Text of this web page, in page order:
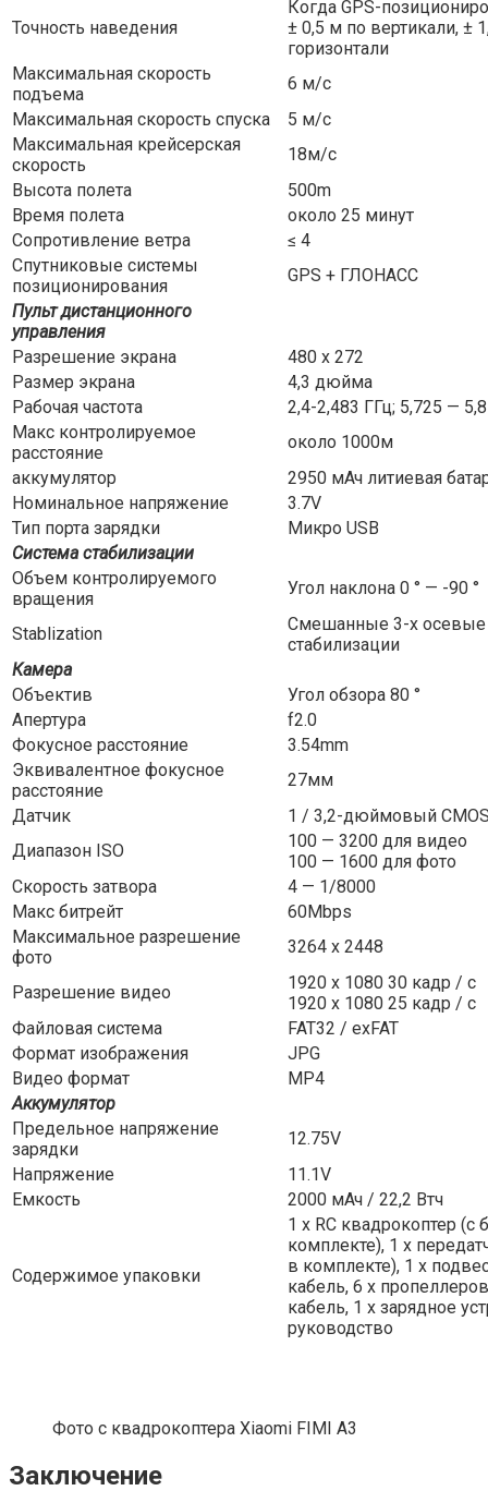
Точность наведения
Когда GPS-
± 0,5 м по вертикали, ±
горизонтали
Максимальная скорость
подъема
6 м/с
Максимальная скорость спуска
5 м/с
Максимальная крейсерская
скорость
18м/с
Высота полета
500m
Время полета
около 25 минут
Сопротивление ветра
≤ 4
Спутниковые системы
позиционирования
GPS + ГЛОНАСС
Пульт дистанционного
управления
Разрешение экрана
480 х 272
Размер экрана
4,3 дюйма
Рабочая частота
2,4-2,483 ГГц; 5,725 —
Макс контролируемое
расстояние
около 1000м
аккумулятор
2950 мАч литиевая
Номинальное напряжение
3.7V
Тип порта зарядки
Микро USB
Система стабилизации
Объем контролируемого
вращения
Угол наклона 0 ° — -90 °
Stablization
Смешанные 3-х осевые
стабилизации
Камера
Объектив
Угол обзора 80 °
Апертура
f2.0
Фокусное расстояние
3.54mm
Эквивалентное фокусное
расстояние
27мм
Датчик
1 / 3,2-дюймовый
Диапазон ISO
100 — 3200 для видео
100 — 1600 для фото
Скорость затвора
4 — 1/8000
Макс битрейт
60Mbps
Максимальное разрешение
фото
3264 x 2448
Разрешение видео
1920 x 1080 30 кадр / с
1920 x 1080 25 кадр / с
Файловая система
FAT32 / exFAT
Формат изображения
JPG
Видео формат
MP4
Аккумулятор
Предельное напряжение
зарядки
12.75V
Напряжение
11.1V
Емкость
2000 мАч / 22,2 Втч
Содержимое упаковки
1 х RC квадрокоптер (с
комплекте), 1 х
в комплекте), 1 х
кабель, 6 х
кабель, 1 х зарядное
руководство
Фото с квадрокоптера Xiaomi FIMI A3
Заключение